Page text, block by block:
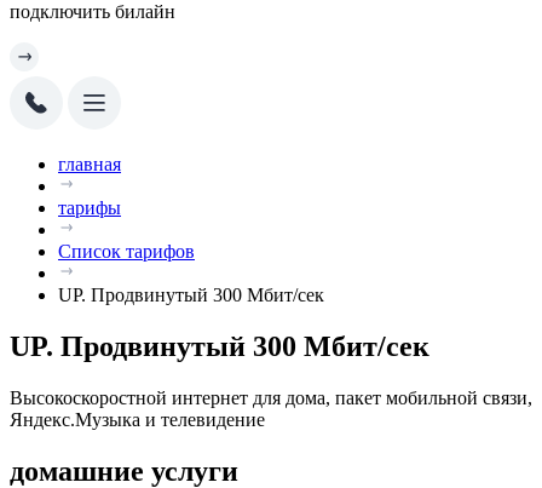
подключить билайн
главная
тарифы
Список тарифов
UP. Продвинутый 300 Мбит/сек
UP. Продвинутый 300 Мбит/сек
Высокоскоростной интернет для дома, пакет мобильной связи,
Яндекс.Музыка и телевидение
домашние услуги